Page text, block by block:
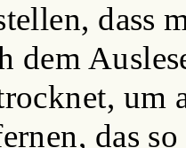
dass
dem
um
das